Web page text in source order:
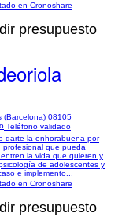
en Cronoshare
presupuesto
(Barcelona) 08105
Teléfono validado
darte la enhorabuena por
que pueda
la vida que quieren y
de adolescentes y
e implemento...
en Cronoshare
presupuesto